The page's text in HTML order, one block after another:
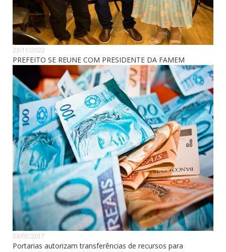
23/11/2022
PREFEITO SE REUNE COM PRESIDENTE DA FAMEM
03/01/2017
Portarias autorizam transferências de recursos para